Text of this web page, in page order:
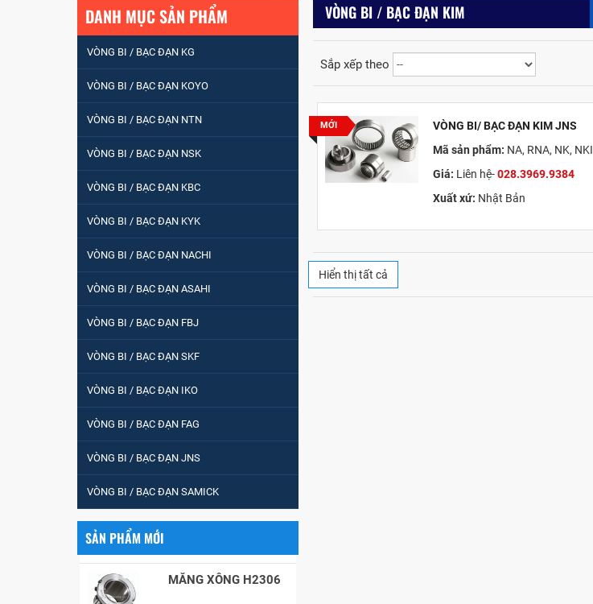
VÒNG BI / BẠC ĐẠN KIM
Sắp xếp theo
MỚI
VÒNG BI/ BẠC ĐẠN KIM JNS
Mã sản phẩm: NA, RNA, NK, NKI
Giá: Liên hệ-028.3969.9384
Xuất xứ: Nhật Bản
Hiển thị tất cả
DANH MỤC SẢN PHẨM
VÒNG BI / BẠC ĐẠN KG
VÒNG BI / BẠC ĐẠN KOYO
VÒNG BI / BẠC ĐẠN NTN
VÒNG BI / BẠC ĐẠN NSK
VÒNG BI / BẠC ĐẠN KBC
VÒNG BI / BẠC ĐẠN KYK
VÒNG BI / BẠC ĐẠN NACHI
VÒNG BI / BẠC ĐẠN ASAHI
VÒNG BI / BẠC ĐẠN FBJ
VÒNG BI / BẠC ĐẠN SKF
VÒNG BI / BẠC ĐẠN IKO
VÒNG BI / BẠC ĐẠN FAG
VÒNG BI / BẠC ĐẠN JNS
VÒNG BI / BẠC ĐẠN SAMICK
SẢN PHẨM MỚI
VÒNG BI / BẠC ĐẠN
Vòng bi / Bạc đạn
VÒNG BI PHS20
5200
VÒNG BI / BẠC ĐẠN
CHÀ TRÒN 51105
VÒNG BI / BẠC ĐẠN
CỐT BƠM NƯỚC
MĂNG XÔNG H2306